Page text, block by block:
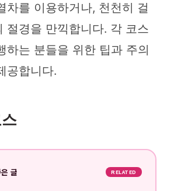
차를 이용하거나, 천천히 걸
절경을 만끽합니다. 각 코스
하는 분들을 위한 팁과 주의
공합니다.
글 RELATED